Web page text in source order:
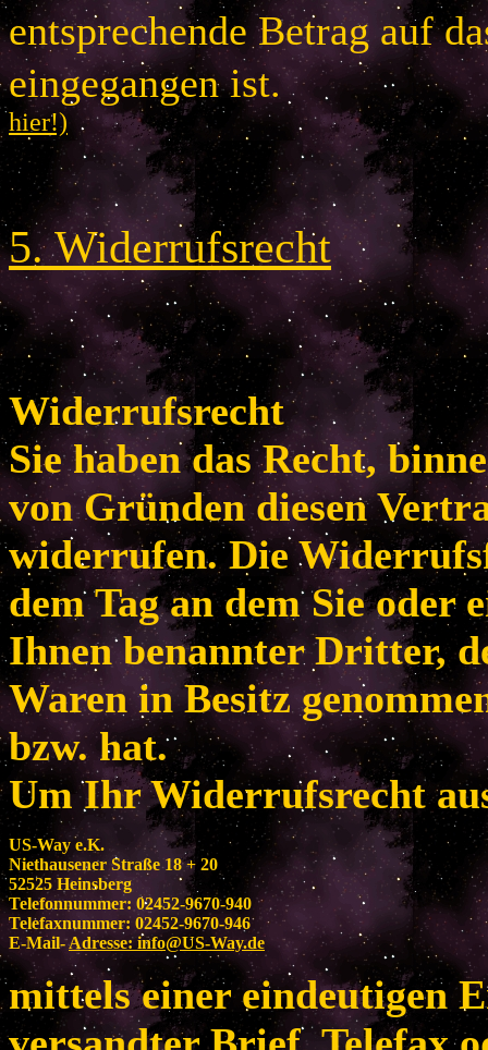
entsprechende Betrag auf
eingegangen
hier!)
5.Widerrufsrecht
Widerrufsrecht
Sie haben das Recht,
von Gründen diesen
widerrufen. Die
dem Tag an dem Sie oder
Ihnen benannter Dritter,
Waren in Besitz
bzw. hat.
Um Ihr Widerrufsrecht
US-Way e.K.
Niethausener Straße 18 + 20
52525 Heinsberg
Telefonnummer: 02452-9670-940
Telefaxnummer: 02452-9670-946
E-Mail-Adresse:info@US-Way.de
mittels einer eindeutigen